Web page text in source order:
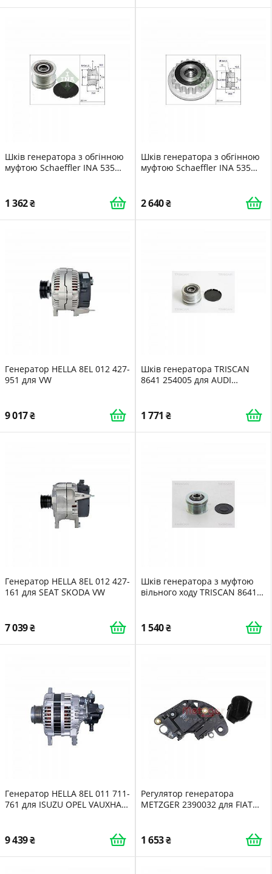
Шків генератора з обгінною
муфтою Schaeffler INA 535
1 362
Шків генератора з обгінною
муфтою Schaeffler INA 535
2 640
Генератор HELLA 8EL 012 427-
951 для VW
9 017
Шків генератора TRISCAN
8641 254005 для AUDI
1 771
Генератор HELLA 8EL 012 427-
161 для SEAT SKODA VW
7 039
Шків генератора з муфтою
вільного ходу TRISCAN 8641
1 540
Генератор HELLA 8EL 011 711-
761 для ISUZU OPEL VAUXHALL
9 439
Регулятор генератора
METZGER 2390032 для FIAT
1 653